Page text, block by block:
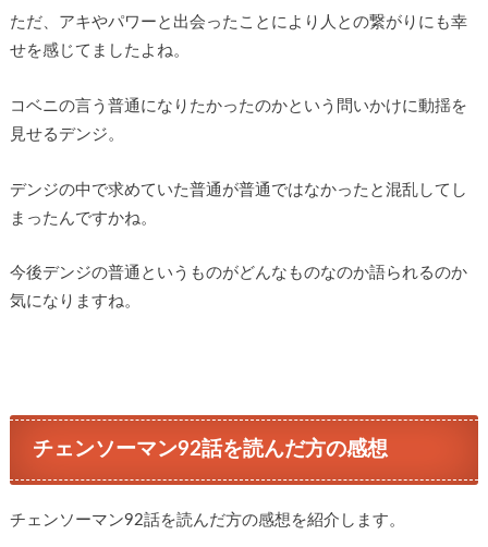
ただ、アキやパワーと出会ったことにより人との繋がりにも幸
せを感じてましたよね。
コベニの言う普通になりたかったのかという問いかけに動揺を
見せるデンジ。
デンジの中で求めていた普通が普通ではなかったと混乱してし
まったんですかね。
今後デンジの普通というものがどんなものなのか語られるのか
気になりますね。
チェンソーマン92話を読んだ方の感想
チェンソーマン92話を読んだ方の感想を紹介します。